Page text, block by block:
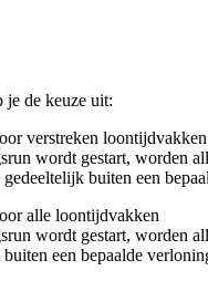
de keuze uit:
verstreken loontijdvakken
wordt gestart, worden
buiten een
alle loontijdvakken
wordt gestart, worden
een bepaalde